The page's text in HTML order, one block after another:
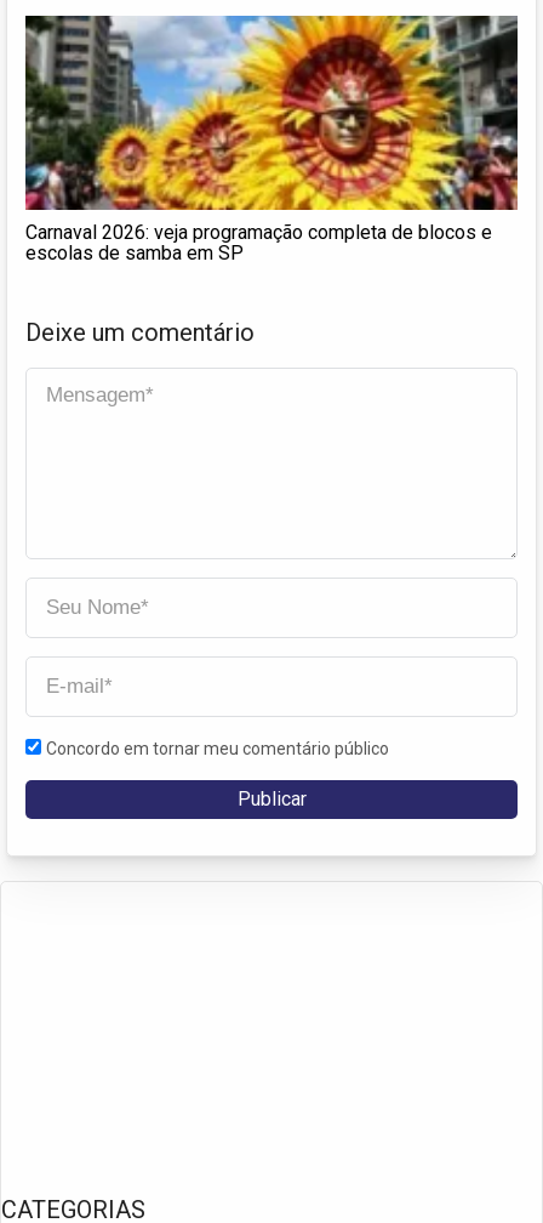
Carnaval 2026: veja programação completa de blocos e
escolas de samba em SP
Deixe um comentário
Concordo em tornar meu comentário público
CATEGORIAS